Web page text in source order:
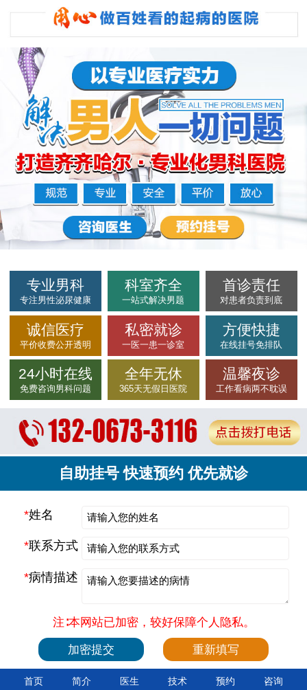
专业男科
专注男性泌尿健康
科室齐全
一站式解决男题
首诊责任
对患者负责到底
诚信医疗
平价收费公开透明
私密就诊
一医一患一诊室
方便快捷
在线挂号免排队
24小时在线
免费咨询男科问题
全年无休
365天无假日医院
温馨夜诊
工作看病两不耽误
自助挂号 快速预约 优先就诊
*姓名
*联系方式
*病情描述
注∶本网站已加密，较好保障个人隐私。
首页 简介 医生 技术 预约 咨询